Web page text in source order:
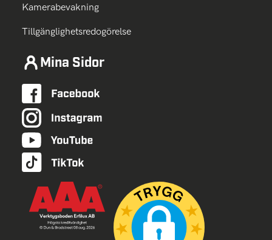
Kamerabevakning
Tillgänglighetsredogörelse
Mina Sidor